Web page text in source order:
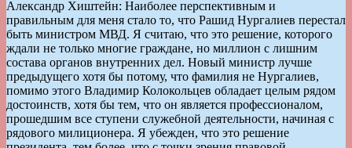
Александр Хиштейн: Наиболее перспективным и
правильным для меня стало то, что Рашид Нургалиев перестал
быть министром МВД. Я считаю, что это решение, которого
ждали не только многие граждане, но миллион с лишним
состава органов внутренних дел. Новый министр лучше
предыдущего хотя бы потому, что фамилия не Нургалиев,
помимо этого Владимир Колокольцев обладает целым рядом
достоинств, хотя бы тем, что он является профессионалом,
прошедшим все ступени служебной деятельности, начиная с
рядового милиционера. Я убежден, что это решение